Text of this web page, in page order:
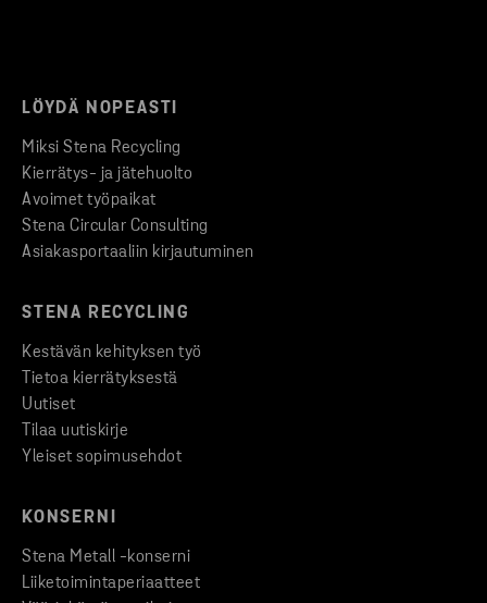
LÖYDÄ NOPEASTI
Miksi Stena Recycling
Kierrätys- ja jätehuolto
Avoimet työpaikat
Stena Circular Consulting
Asiakasportaaliin kirjautuminen
STENA RECYCLING
Kestävän kehityksen työ
Tietoa kierrätyksestä
Uutiset
Tilaa uutiskirje
Yleiset sopimusehdot
KONSERNI
Stena Metall -konserni
Liiketoimintaperiaatteet